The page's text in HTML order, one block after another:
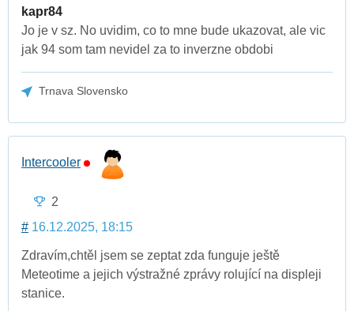
kapr84
Jo je v sz. No uvidim, co to mne bude ukazovat, ale vic
jak 94 som tam nevidel za to inverzne obdobi
Trnava Slovensko
Intercooler
2
# 16.12.2025, 18:15
Zdravím,chtěl jsem se zeptat zda funguje ještě
Meteotime a jejich výstražné zprávy rolující na displeji
stanice.